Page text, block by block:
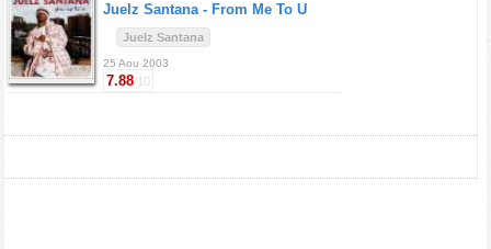
Juelz Santana - From Me To U
Juelz Santana
25 Aou 2003
7.88/10